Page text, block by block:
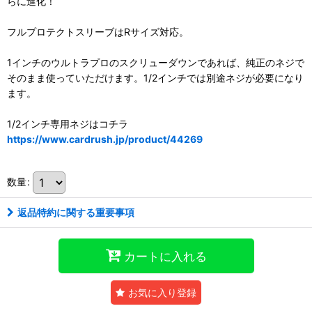
フルプロテクトスリーブはRサイズ対応。
1インチのウルトラプロのスクリューダウンであれば、純正のネジで
そのまま使っていただけます。1/2インチでは別途ネジが必要になり
ます。
1/2インチ専用ネジはコチラ
https://www.cardrush.jp/product/44269
数量:
返品特約に関する重要事項
カートに入れる
お気に入り登録